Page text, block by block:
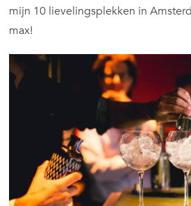
mijn 10 lievelingsplekken in
max!